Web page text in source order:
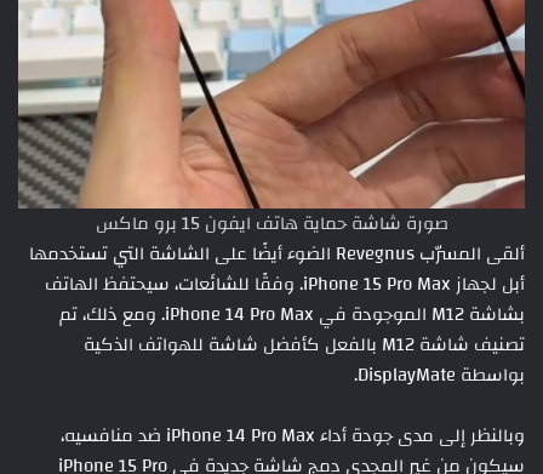
صورة شاشة حماية هاتف ايفون 15 برو ماكس
ألقى المسرّب Revegnus الضوء أيضًا على الشاشة التي تستخدمها
أبل لجهاز iPhone 15 Pro Max. وفقًا للشائعات، سيحتفظ الهاتف
بشاشة M12 الموجودة في iPhone 14 Pro Max. ومع ذلك، تم
تصنيف شاشة M12 بالفعل كأفضل شاشة للهواتف الذكية
بواسطة DisplayMate.
وبالنظر إلى مدى جودة أداء iPhone 14 Pro Max ضد منافسيه،
سيكون من غير المجدي دمج شاشة جديدة في iPhone 15 Pro